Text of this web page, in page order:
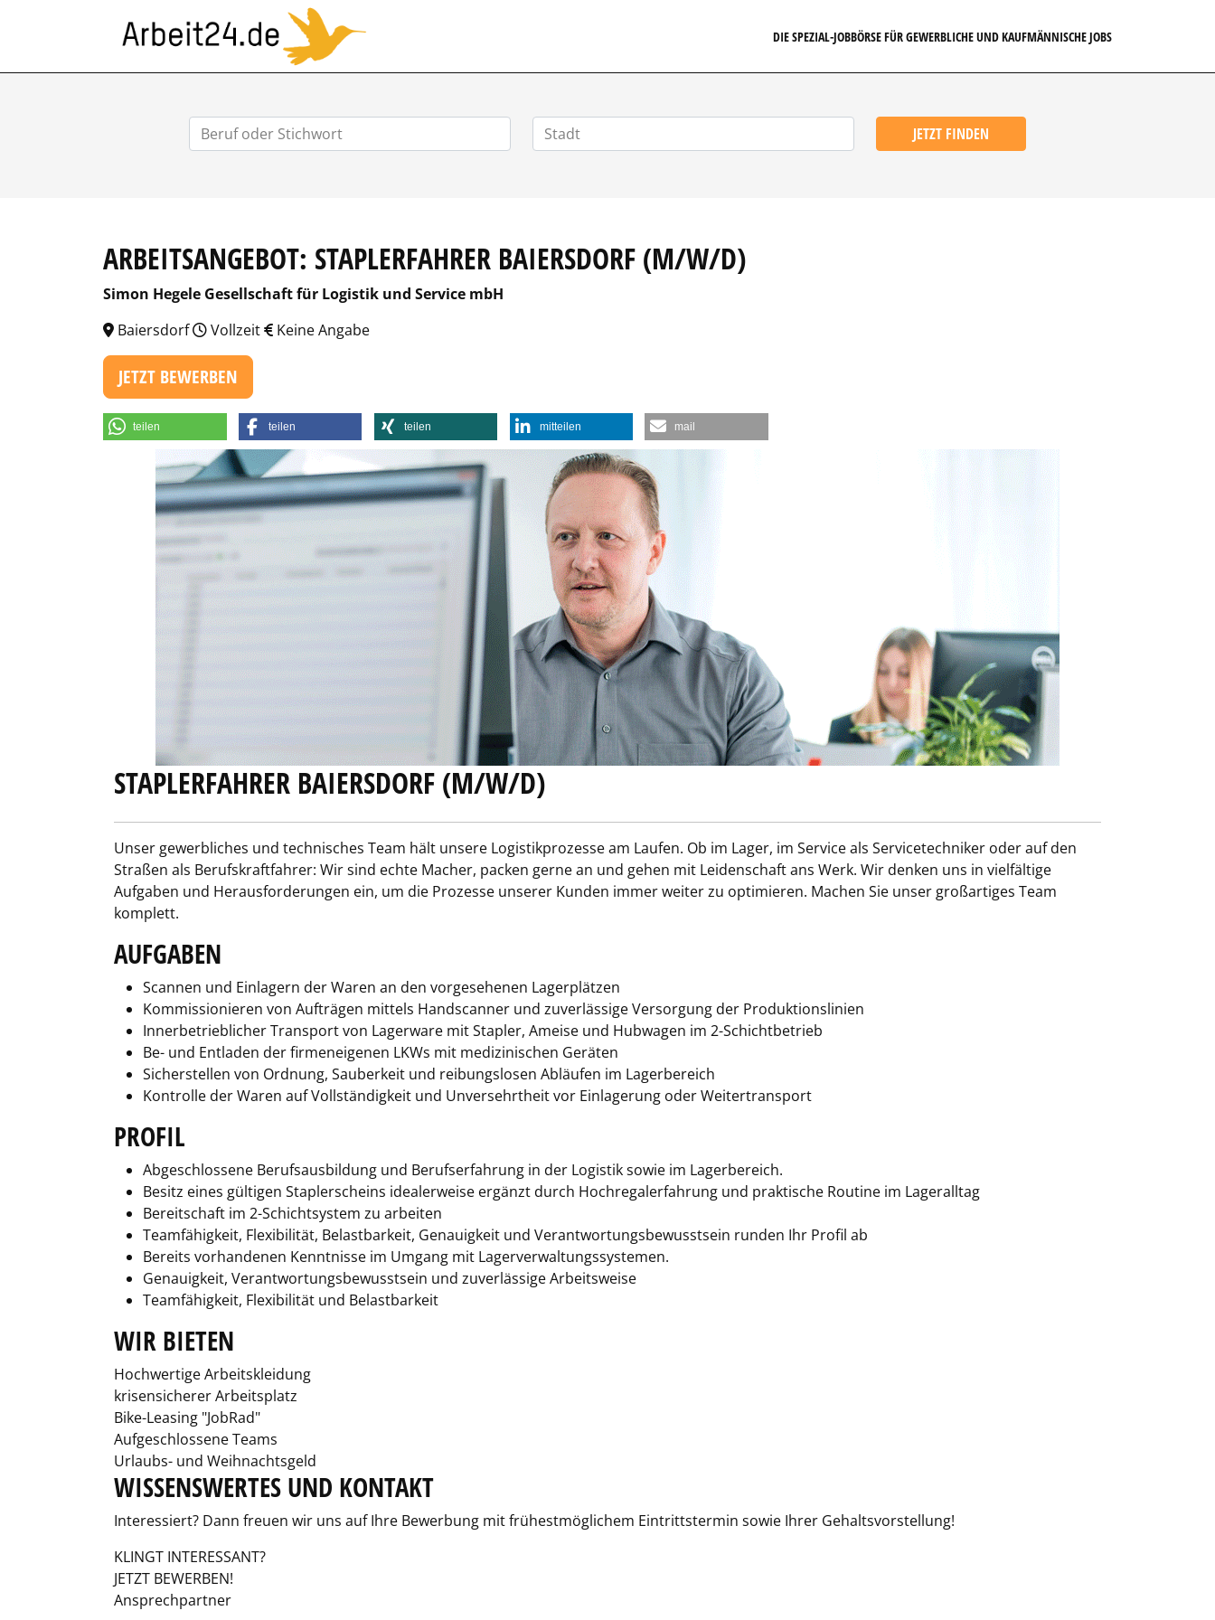
DIE SPEZIAL-JOBBÖRSE FÜR GEWERBLICHE UND KAUFMÄNNISCHE JOBS
JETZT FINDEN
ARBEITSANGEBOT: STAPLERFAHRER BAIERSDORF (M/W/D)
Simon Hegele Gesellschaft für Logistik und Service mbH
Baiersdorf
Vollzeit Keine Angabe
JETZT BEWERBEN
teilen teilen teilen mitteilen mail
STAPLERFAHRER BAIERSDORF (M/W/D)
Unser gewerbliches und technisches Team hält unsere Logistikprozesse am Laufen. Ob im Lager, im Service als Servicetechniker oder auf den
Straßen als Berufskraftfahrer: Wir sind echte Macher, packen gerne an und gehen mit Leidenschaft ans Werk. Wir denken uns in vielfältige
Aufgaben und Herausforderungen ein, um die Prozesse unserer Kunden immer weiter zu optimieren. Machen Sie unser großartiges Team
komplett.
AUFGABEN
Scannen und Einlagern der Waren an den vorgesehenen Lagerplätzen
Kommissionieren von Aufträgen mittels Handscanner und zuverlässige Versorgung der Produktionslinien
Innerbetrieblicher Transport von Lagerware mit Stapler, Ameise und Hubwagen im 2-Schichtbetrieb
Be- und Entladen der firmeneigenen LKWs mit medizinischen Geräten
Sicherstellen von Ordnung, Sauberkeit und reibungslosen Abläufen im Lagerbereich
Kontrolle der Waren auf Vollständigkeit und Unversehrtheit vor Einlagerung oder Weitertransport
PROFIL
Abgeschlossene Berufsausbildung und Berufserfahrung in der Logistik sowie im Lagerbereich.
Besitz eines gültigen Staplerscheins idealerweise ergänzt durch Hochregalerfahrung und praktische Routine im Lageralltag
Bereitschaft im 2-Schichtsystem zu arbeiten
Teamfähigkeit, Flexibilität, Belastbarkeit, Genauigkeit und Verantwortungsbewusstsein runden Ihr Profil ab
Bereits vorhandenen Kenntnisse im Umgang mit Lagerverwaltungssystemen.
Genauigkeit, Verantwortungsbewusstsein und zuverlässige Arbeitsweise
Teamfähigkeit, Flexibilität und Belastbarkeit
WIR BIETEN
Hochwertige Arbeitskleidung
krisensicherer Arbeitsplatz
Bike-Leasing "JobRad"
Aufgeschlossene Teams
Urlaubs- und Weihnachtsgeld
WISSENSWERTES UND KONTAKT
Interessiert? Dann freuen wir uns auf Ihre Bewerbung mit frühestmöglichem Eintrittstermin sowie Ihrer Gehaltsvorstellung!
KLINGT INTERESSANT?
JETZT BEWERBEN!
Ansprechpartner